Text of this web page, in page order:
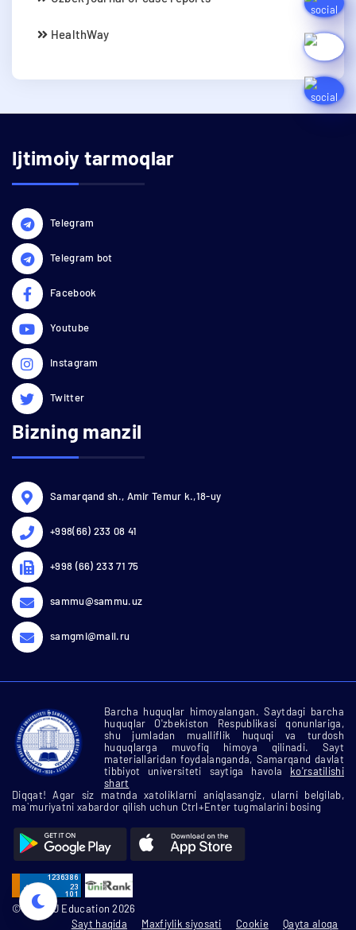
HealthWay
Ijtimoiy tarmoqlar
Telegram
Telegram bot
Facebook
Youtube
Instagram
Twitter
Bizning manzil
Samarqand sh., Amir Temur k.,18-uy
+998(66) 233 08 41
+998 (66) 233 71 75
sammu@sammu.uz
samgmi@mail.ru
Barcha huquqlar himoyalangan. Saytdagi barcha
huquqlar O'zbekiston Respublikasi qonunlariga,
shu jumladan mualliflik huquqi va turdosh
huquqlarga muvofiq himoya qilinadi. Sayt
materiallaridan foydalanganda, Samarqand davlat
tibbiyot universiteti saytiga havola ko'rsatilishi
shart
Diqqat! Agar siz matnda xatoliklarni aniqlasangiz, ularni belgilab,
ma`muriyatni xabardor qilish uchun Ctrl+Enter tugmalarini bosing
© SamMU Education 2026
Sayt haqida
Maxfiylik siyosati Cookie Qayta aloqa